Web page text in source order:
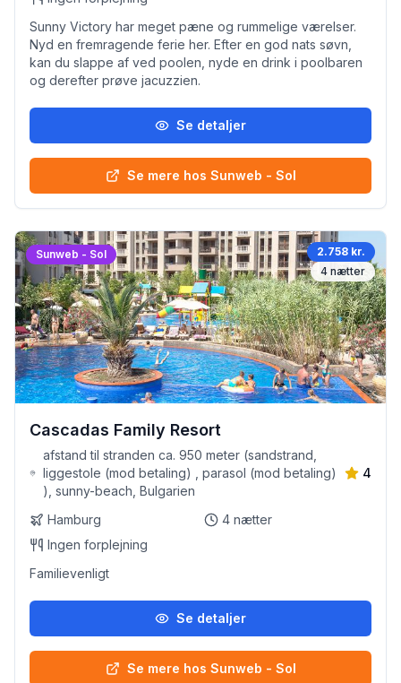
Sunny Victory har meget pæne og rummelige værelser.
Nyd en fremragende ferie her. Efter en god nats søvn,
kan du slappe af ved poolen, nyde en drink i poolbaren
og derefter prøve jacuzzien.
Se detaljer
Se mere hos Sunweb - Sol
Sunweb - Sol
2.758 kr.
4 nætter
Cascadas Family Resort
afstand til stranden ca. 950 meter (sandstrand,
liggestole (mod betaling) , parasol (mod betaling)
), sunny-beach, Bulgarien
4
Hamburg 4 nætter
Ingen forplejning
Familievenligt
Se detaljer
Se mere hos Sunweb - Sol